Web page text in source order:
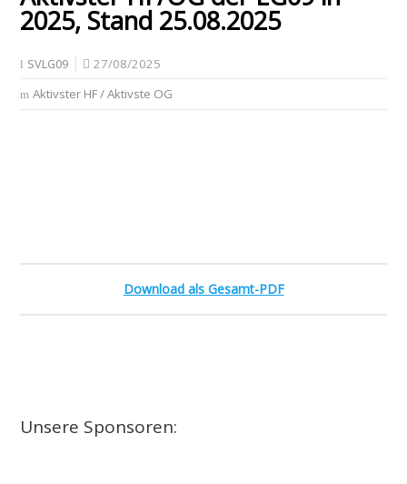
2025, Stand 25.08.2025
SVLG09
27/08/2025
Aktivster HF / Aktivste OG
Download als Gesamt-PDF
Unsere Sponsoren: